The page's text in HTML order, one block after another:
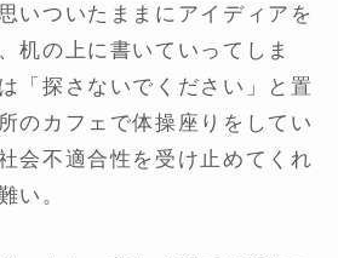
いついたままにアイディアを
机の上に書いていってしま
「探さないでください」と置
のカフェで体操座りをしてい
会不適合性を受け止めてくれ
い。